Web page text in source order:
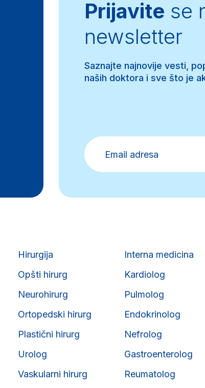
Prijavite se
newsletter
Saznajte najnovije vesti,
naših doktora i sve što je
Hirurgija
Opšti hirurg
Neurohirurg
Ortopedski hirurg
Plastični hirurg
Urolog
Vaskularni hirurg
Interna medicina
Kardiolog
Pulmolog
Endokrinolog
Nefrolog
Gastroenterolog
Reumatolog